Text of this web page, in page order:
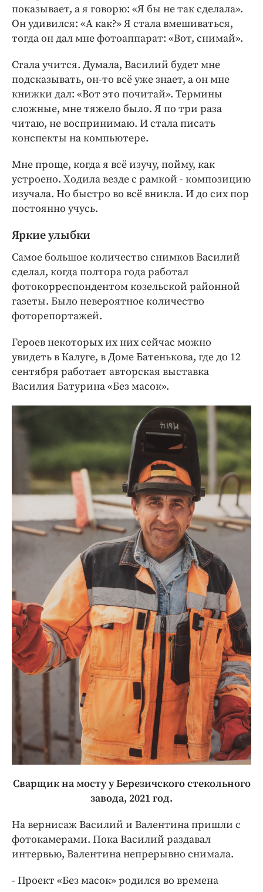
показывает, а я говорю: «Я бы не так сделала».
Он удивился: «А как?» Я стала вмешиваться,
тогда он дал мне фотоаппарат: «Вот, снимай».
Стала учится. Думала, Василий будет мне
подсказывать, он-то всё уже знает, а он мне
книжки дал: «Вот это почитай». Термины
сложные, мне тяжело было. Я по три раза
читаю, не воспринимаю. И стала писать
конспекты на компьютере.
Мне проще, когда я всё изучу, пойму, как
устроено. Ходила везде с рамкой - композицию
изучала. Но быстро во всё вникла. И до сих пор
постоянно учусь.
Яркие улыбки
Самое большое количество снимков Василий
сделал, когда полтора года работал
фотокорреспондентом козельской районной
газеты. Было невероятное количество
фоторепортажей.
Героев некоторых их них сейчас можно
увидеть в Калуге, в Доме Батенькова, где до 12
сентября работает авторская выставка
Василия Батурина «Без масок».
Сварщик на мосту у Березичского стекольного
завода, 2021 год.
На вернисаж Василий и Валентина пришли с
фотокамерами. Пока Василий раздавал
интервью, Валентина непрерывно снимала.
- Проект «Без масок» родился во времена